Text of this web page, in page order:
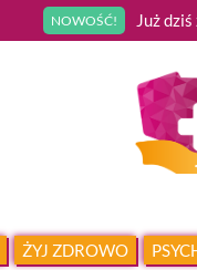
NOWOŚĆ! Już
ŻYJ ZDROWO